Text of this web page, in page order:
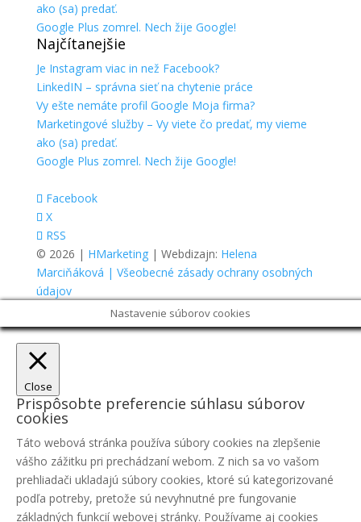
ako (sa) predať.
Google Plus zomrel. Nech žije Google!
Najčítanejšie
Je Instagram viac in než Facebook?
LinkedIN – správna sieť na chytenie práce
Vy ešte nemáte profil Google Moja firma?
Marketingové služby – Vy viete čo predať, my vieme
ako (sa) predať.
Google Plus zomrel. Nech žije Google!
Facebook
X
RSS
© 2026 | HMarketing| Webdizajn: Helena
Marciňáková | Všeobecné zásady ochrany osobných
údajov
Nastavenie súborov cookies
Close
Prispôsobte preferencie súhlasu súborov
cookies
Táto webová stránka používa súbory cookies na zlepšenie
vášho zážitku pri prechádzaní webom. Z nich sa vo vašom
prehliadači ukladajú súbory cookies, ktoré sú kategorizované
podľa potreby, pretože sú nevyhnutné pre fungovanie
základných funkcií webovej stránky. Používame aj cookies